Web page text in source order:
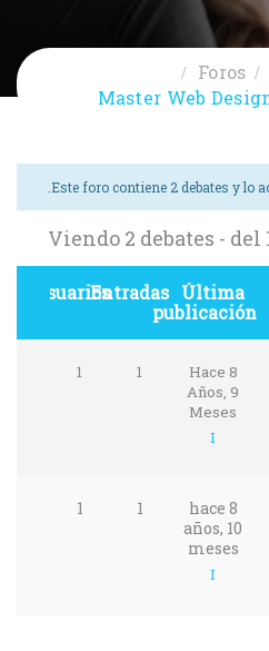
Foros
Master Web
Este foro contiene 2 debates y lo
.
Viendo 2 debates - del
UsuariosEntradas Última
publicación
1 1
Hace 8
Años, 9
Meses
I
1 1
hace 8
años, 10
meses
I